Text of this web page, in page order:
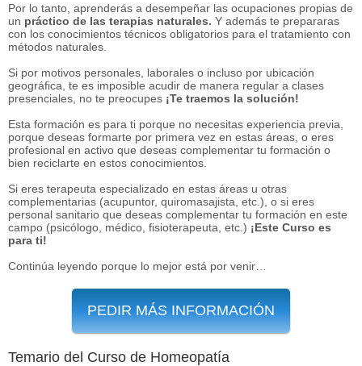
Por lo tanto, aprenderás a desempeñar las ocupaciones propias de
un práctico de las terapias naturales. Y además te prepararas
con los conocimientos técnicos obligatorios para el tratamiento con
métodos naturales.
Si por motivos personales, laborales o incluso por ubicación
geográfica, te es imposible acudir de manera regular a clases
presenciales, no te preocupes ¡Te traemos la solución!
Esta formación es para ti porque no necesitas experiencia previa,
porque deseas formarte por primera vez en estas áreas, o eres
profesional en activo que deseas complementar tu formación o
bien reciclarte en estos conocimientos.
Si eres terapeuta especializado en estas áreas u otras
complementarias (acupuntor, quiromasajista, etc.), o si eres
personal sanitario que deseas complementar tu formación en este
campo (psicólogo, médico, fisioterapeuta, etc.) ¡Este Curso es
para ti!
Continúa leyendo porque lo mejor está por venir…
PEDIR MÁS INFORMACIÓN
Temario del Curso de Homeopatía